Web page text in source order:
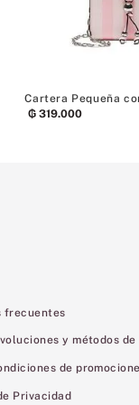
Cartera Pequeña
₲ 319.000
frecuentes
y métodos de
de
Privacidad